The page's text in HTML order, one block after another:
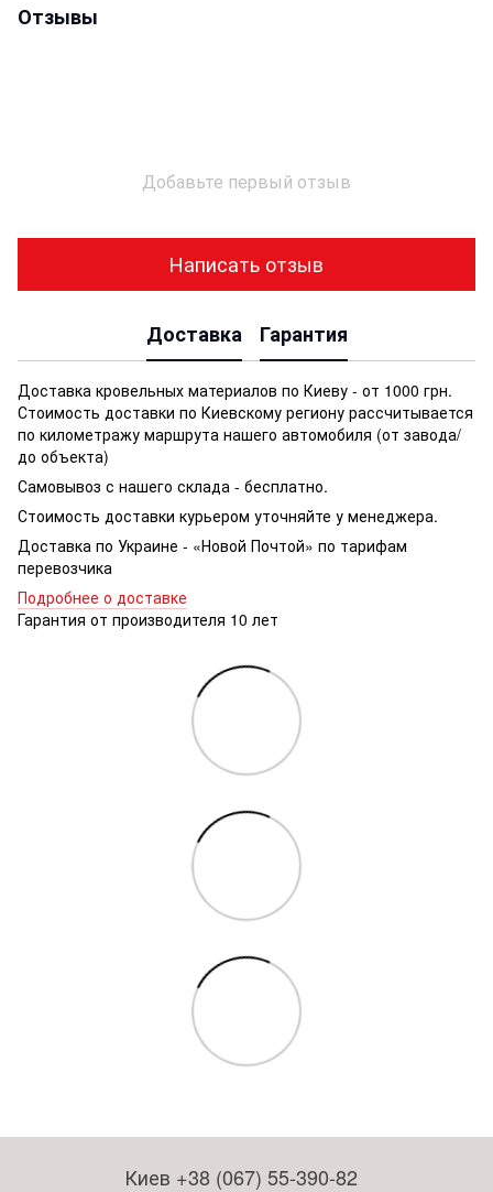
Отзывы
Добавьте первый отзыв
Написать отзыв
Доставка Гарантия
Доставка кровельных материалов по Киеву - от 1000 грн.
Стоимость доставки по Киевскому региону рассчитывается
по километражу маршрута нашего автомобиля (от завода/
до объекта)
Самовывоз с нашего склада - бесплатно.
Стоимость доставки курьером уточняйте у менеджера.
Доставка по Украине - «Новой Почтой» по тарифам
перевозчика
Подробнее о доставке
Гарантия от производителя 10 лет
Киев +38 (067) 55-390-82